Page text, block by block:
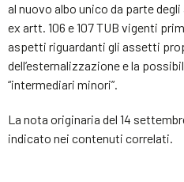
al nuovo albo unico da parte
ex artt. 106 e 107 TUB vigenti
aspetti riguardanti gli assetti
dell’esternalizzazione e la
“intermediari minori”.
La nota originaria del 14
indicato nei contenuti correlati.